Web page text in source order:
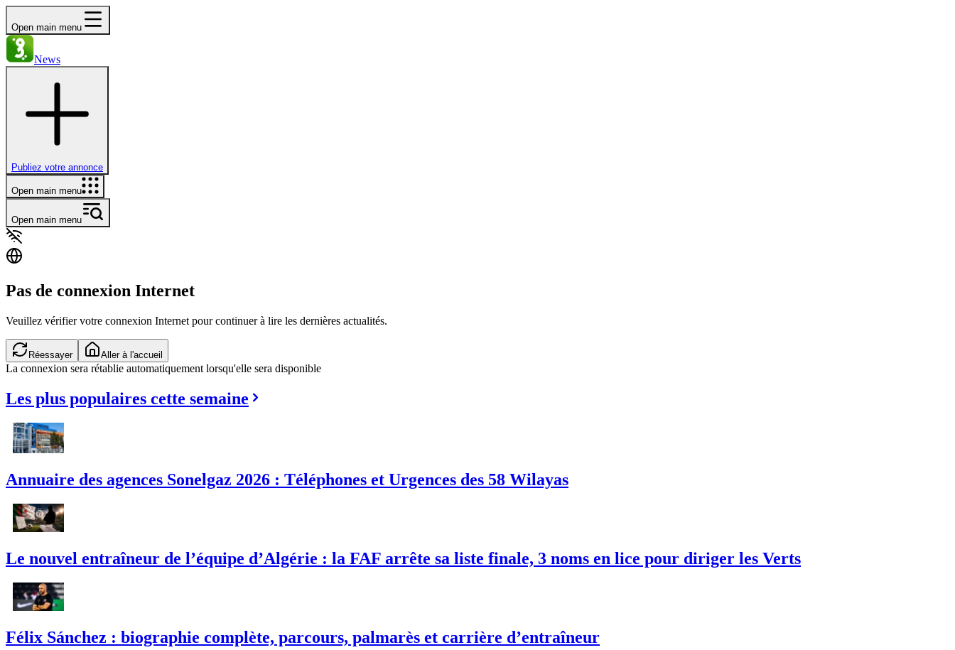
Open main menu
News
Publiez votre annonce
Open main menu
Open main menu
Pas de connexion Internet
Veuillez vérifier votre connexion Internet pour continuer à lire les dernières actualités.
Réessayer Aller à l'accueil
La connexion sera rétablie automatiquement lorsqu'elle sera disponible
Les plus populaires cette semaine
Annuaire des agences Sonelgaz 2026 : Téléphones et Urgences des 58 Wilayas
Le nouvel entraîneur de l’équipe d’Algérie : la FAF arrête sa liste finale, 3 noms en lice pour diriger les Verts
Félix Sánchez : biographie complète, parcours, palmarès et carrière d’entraîneur